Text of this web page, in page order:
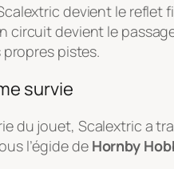
devient le reflet
circuit devient le
pistes.
survie
du jouet, Scalextric a
l’égide de Hornby